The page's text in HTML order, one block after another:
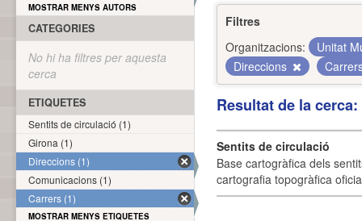
Filtres
Organitzacions:
Unitat
Direccions
Resultat de la
Sentits de circulació
Base cartogràfica dels
cartografia topogràfica
MOSTRAR MENYS AUTORS
CATEGORIES
No hi ha filtres per aquesta
cerca
ETIQUETES
Sentits de circulació (1)
Girona (1)
Direccions (1)
Comunicacions (1)
Carrers (1)
MOSTRAR MENYS ETIQUETES